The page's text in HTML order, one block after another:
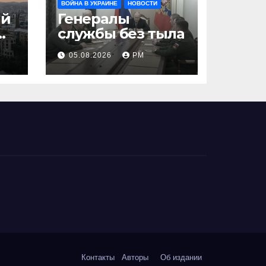
ВОЙНА В УКРАИНЕ НОВОСТИ
Генералы
службы без тыла
05.08.2026 РМ
Контакты Авторы Об издании